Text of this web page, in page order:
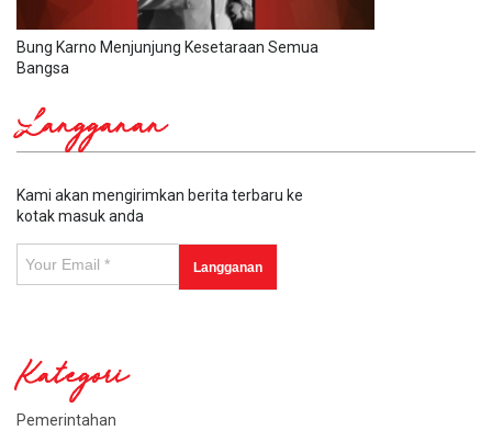
Bung Karno Menjunjung Kesetaraan Semua
Bangsa
Langganan
Kami akan mengirimkan berita terbaru ke
kotak masuk anda
Kategori
Pemerintahan